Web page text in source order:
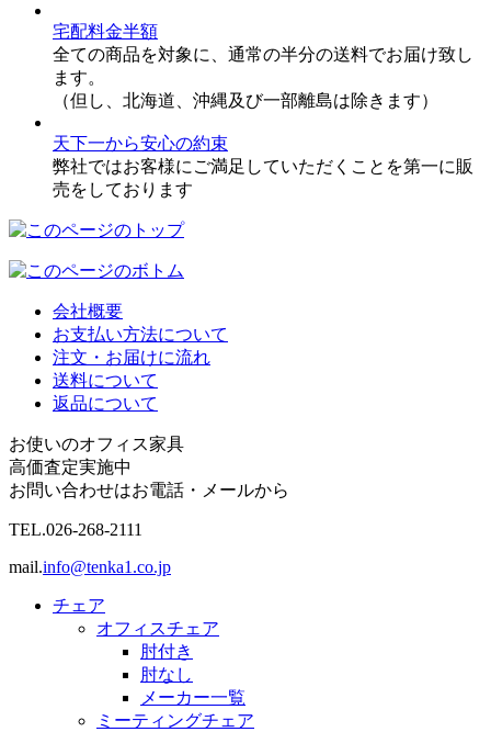
宅配料金半額
全ての商品を対象に、通常の半分の送料でお届け致し
ます。
（但し、北海道、沖縄及び一部離島は除きます）
天下一から安心の約束
弊社ではお客様にご満足していただくことを第一に販
売をしております
会社概要
お支払い方法について
注文・お届けに流れ
送料について
返品について
お使いのオフィス家具
高価査定実施中
お問い合わせはお電話・メールから
TEL.026-268-2111
mail.info@tenka1.co.jp
チェア
オフィスチェア
肘付き
肘なし
メーカー一覧
ミーティングチェア